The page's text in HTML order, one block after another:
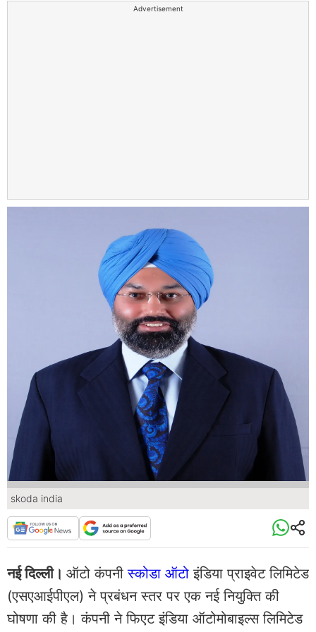
Advertisement
skoda india
नई दिल्‍ली। ऑटो कंपनीस्कोडा ऑटो इंडिया प्राइवेट लिमिटेड
(एसएआईपीएल) ने प्रबंधन स्‍तर पर एक नई नियुक्‍ति की
घोषणा की है। कंपनी ने फि‍एट इंडिया ऑटोमोबाइल्‍स लिमिटेड